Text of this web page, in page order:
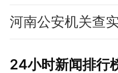
河南公安机关查
24小时新闻排行